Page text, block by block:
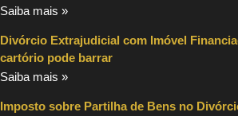
Saiba mais »
Divórcio Extrajudicial com Imóvel
cartório pode barrar
Saiba mais »
Imposto sobre Partilha de Bens no